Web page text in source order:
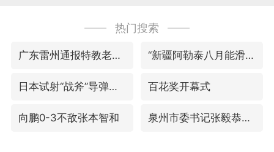
热门搜索
广东雷州通报特教老师招聘违规事件 “新疆阿勒泰八月能滑雪”不实
日本试射“战斧”导弹，国防部回应 百花奖开幕式
向鹏0-3不敌张本智和 泉州市委书记张毅恭被查